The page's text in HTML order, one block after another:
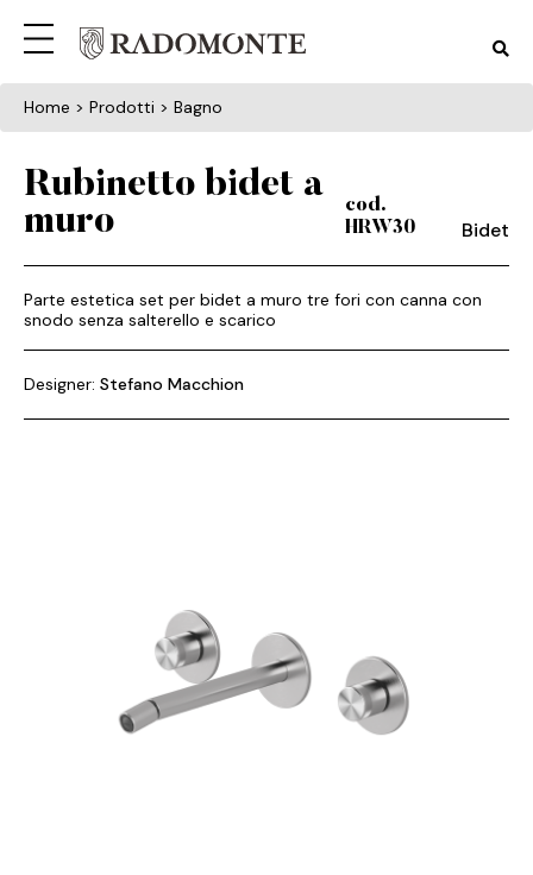
Home > Prodotti > Bagno
Rubinetto bidet a
muro
cod.
HRW30
Bidet
Parte estetica set per bidet a muro tre fori con canna con
snodo senza salterello e scarico
Designer: Stefano Macchion